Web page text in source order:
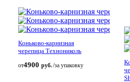
Коньково-карнизная
черепица Технониколь
от4900 руб./за упаковку